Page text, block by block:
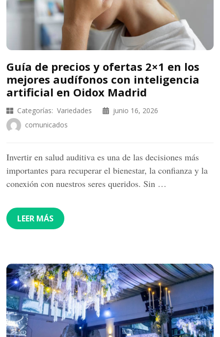
Guía de precios y ofertas 2×1 en los
mejores audífonos con inteligencia
artificial en Oidox Madrid
Categorías: Variedades
junio 16, 2026
comunicados
Invertir en salud auditiva es una de las decisiones más
importantes para recuperar el bienestar, la confianza y la
conexión con nuestros seres queridos. Sin …
LEER MÁS